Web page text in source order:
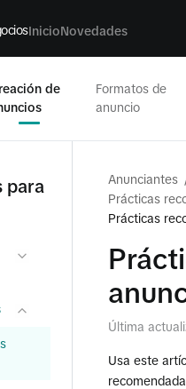
InicioNovedades
de
Formatos de
anuncio
para
Anunciantes
Prácticas
Prácticas
Última
Usa este